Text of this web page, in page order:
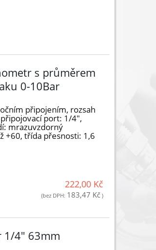
s průměrem
0-10Bar
připojením, rozsah
port: 1/4",
mrazuvzdorný
+60, třída přesnosti: 1,6
222,00 Kč
(bez DPH: 183,47 Kč)
1/4" 63mm